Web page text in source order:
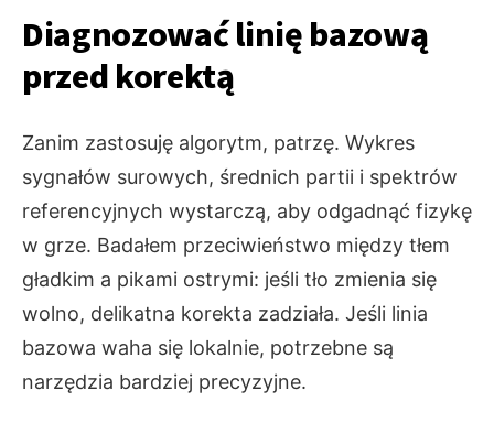
Diagnozować linię bazową
przed korektą
Zanim zastosuję algorytm, patrzę. Wykres
sygnałów surowych, średnich partii i spektrów
referencyjnych wystarczą, aby odgadnąć fizykę
w grze. Badałem przeciwieństwo między tłem
gładkim a pikami ostrymi: jeśli tło zmienia się
wolno, delikatna korekta zadziała. Jeśli linia
bazowa waha się lokalnie, potrzebne są
narzędzia bardziej precyzyjne.